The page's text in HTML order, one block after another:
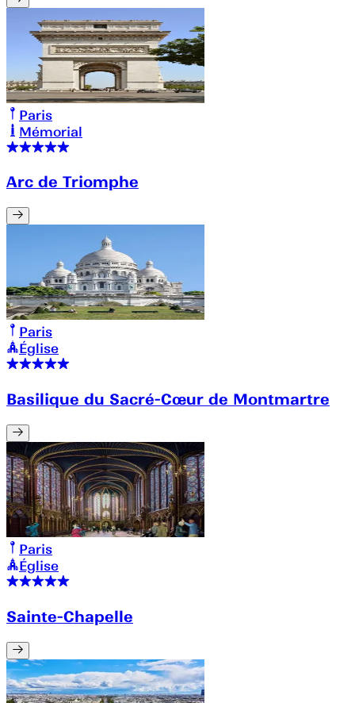
Paris
Mémorial
Arc de Triomphe
Paris
Église
Basilique du Sacré-Cœur de Montmartre
Paris
Église
Sainte-Chapelle